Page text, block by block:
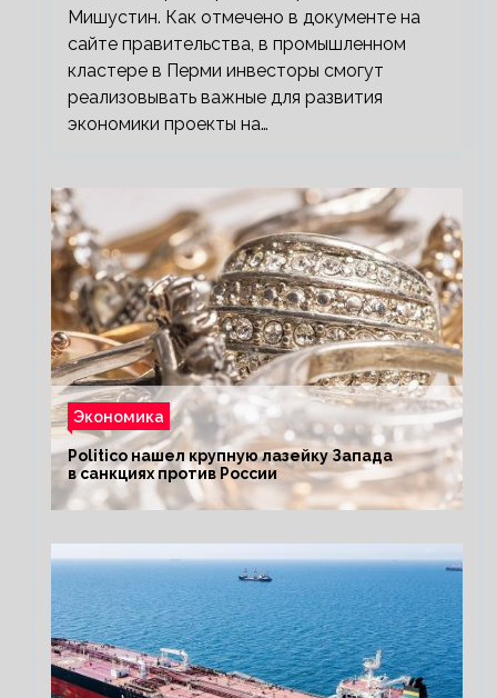
Мишустин. Как отмечено в документе на
сайте правительства, в промышленном
кластере в Перми инвесторы смогут
реализовывать важные для развития
экономики проекты на…
Экономика
Politico нашел крупную лазейку Запада
в санкциях против России